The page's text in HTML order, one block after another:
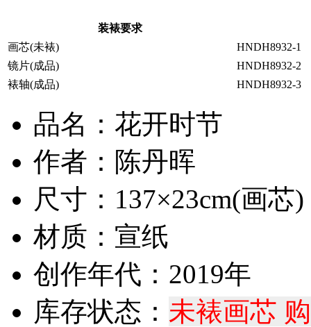
装裱要求
画芯(未裱)
HNDH8932-1
镜片(成品)
HNDH8932-2
裱轴(成品)
HNDH8932-3
品名：花开时节
作者：陈丹晖
尺寸：137×23cm(画芯)
材质：宣纸
创作年代：2019年
库存状态： 未裱画芯